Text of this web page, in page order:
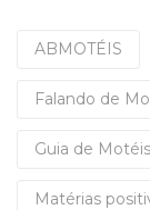
ABMOTÉIS
Falando de
Guia de Motéis
Matérias